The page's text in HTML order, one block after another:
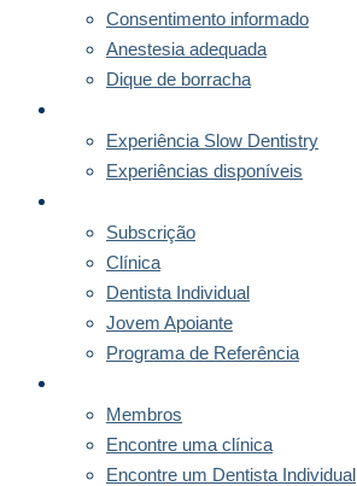
Consentimento informado
Anestesia adequada
Dique de borracha
Experiência Slow Dentistry
Experiências disponíveis
Subscrição
Clínica
Dentista Individual
Jovem Apoiante
Programa de Referência
Membros
Encontre uma clínica
Encontre um Dentista Individual